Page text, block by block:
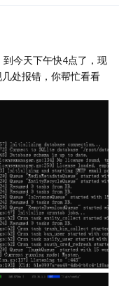
今天下午快4点了，现
处报错，你帮忙看看